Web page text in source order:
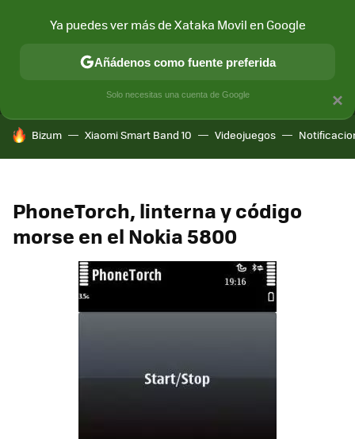
MÓVIL Y SOCIEDAD APLICACIONES
HOY SE HABLA DE
Bizum Xiaomi Smart Band 10 Videojuegos
PhoneTorch, linterna y código
morse en el Nokia 5800
×
Ya puedes ver más de Xataka Movil en Google
Añádenos como fuente preferida
Solo necesitas una cuenta de Google